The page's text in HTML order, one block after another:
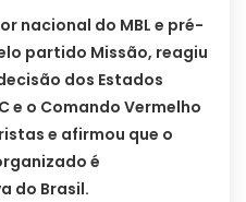
nacional do MBL e pré-
partido Missão, reagiu
dos Estados
e o Comando Vermelho
e afirmou que o
é
do Brasil.